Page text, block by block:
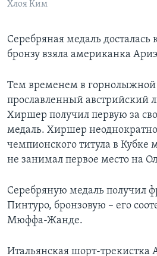
Хлоя Ким
Серебряная медаль
бронзу взяла американка
Тем временем в
прославленный австрийский
Хиршер получил первую за
медаль. Хиршер
чемпионского титула в Кубке
не занимал первое место на
Серебряную медаль получил
Пинтуро, бронзовую – его
Мюффа-Жанде.
Итальянская шорт-трекистка